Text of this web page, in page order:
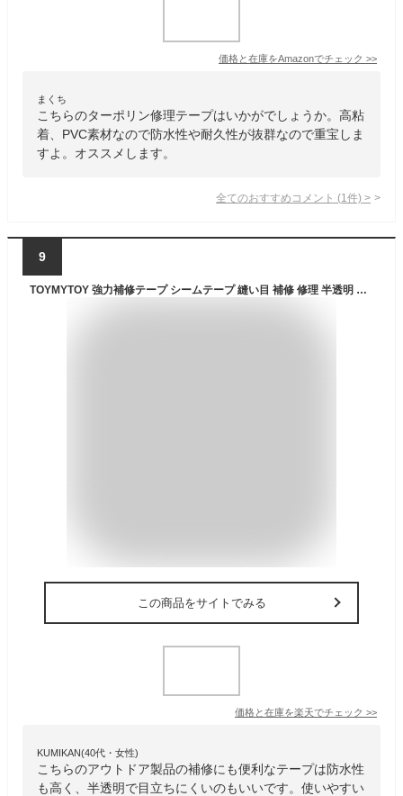
価格と在庫をAmazonでチェック >>
まくち
こちらのターポリン修理テープはいかがでしょうか。高粘
着、PVC素材なので防水性や耐久性が抜群なので重宝しま
すよ。オススメします。
全てのおすすめコメント (1 件) >
9
TOYMYTOY 強力補修テープ シームテープ 縫い目 補修 修理 半透明 テープ キャンプ用品 登山 防水 リペア シームレス メンテナンス用 アイロン接着 幅25mm×長さ100m
この商品をサイトでみる
価格と在庫を楽天でチェック >>
KUMIKAN(40代・女性)
こちらのアウトドア製品の補修にも便利なテープは防水性
も高く、半透明で目立ちにくいのもいいです。使いやすい